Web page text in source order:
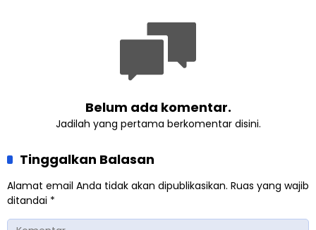
Belum ada komentar.
Jadilah yang pertama berkomentar disini.
Tinggalkan Balasan
Alamat email Anda tidak akan dipublikasikan. Ruas yang wajib
ditandai *